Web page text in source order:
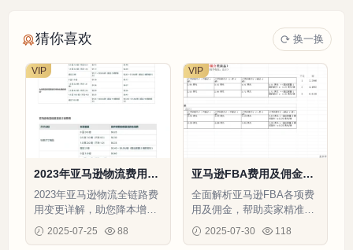
猜你喜欢 换一换
2023年亚马逊物流费用变
更指南-8页
2023年亚马逊物流全链路费
用变更详解，助您降本增效
提升净利润率。
2025-07-25 88
VIP
亚马逊FBA费用及佣金全
解析表格-219行-8个子表
全面解析亚马逊FBA各项费
用及佣金，帮助卖家精准计
算成本，优化利润。
2025-07-30 118
VIP